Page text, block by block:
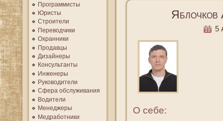
Программисты
Юристы
Строители
Переводчики
Охранники
Продавцы
Дизайнеры
Консультанты
Инженеры
Руководители
Сфера обслуживания
Водители
Менеджеры
Медработники
Яблочков
5
О себе: